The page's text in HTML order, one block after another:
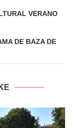
VERANO
DE BAZA DE